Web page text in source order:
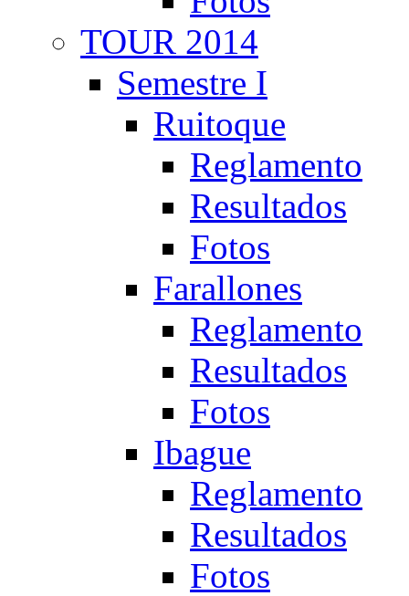
TOUR 2014
Semestre I
Ruitoque
Reglamento
Resultados
Fotos
Farallones
Reglamento
Resultados
Fotos
Ibague
Reglamento
Resultados
Fotos